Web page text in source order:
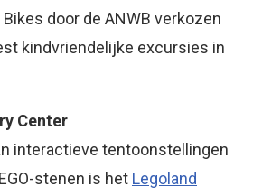
door de ANWB verkozen
kindvriendelijke excursies in
Center
interactieve tentoonstellingen
stenen is het Legoland